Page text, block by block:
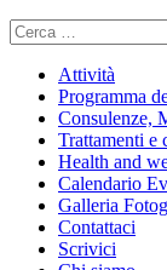
Ricerca
per:
Attività
Programma
Consulenze,
Trattamenti e
Health and
Calendario
Galleria
Contattaci
Scrivici